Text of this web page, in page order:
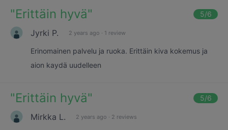
"Erittäin hyvä" 5/6
Jyrki P. 2 years ago · 1 review
Erinomainen palvelu ja ruoka. Erittäin kiva kokemus ja
aion kaydä uudelleen
"Erittäin hyvä" 5/6
Mirkka L. 2 years ago · 2 reviews